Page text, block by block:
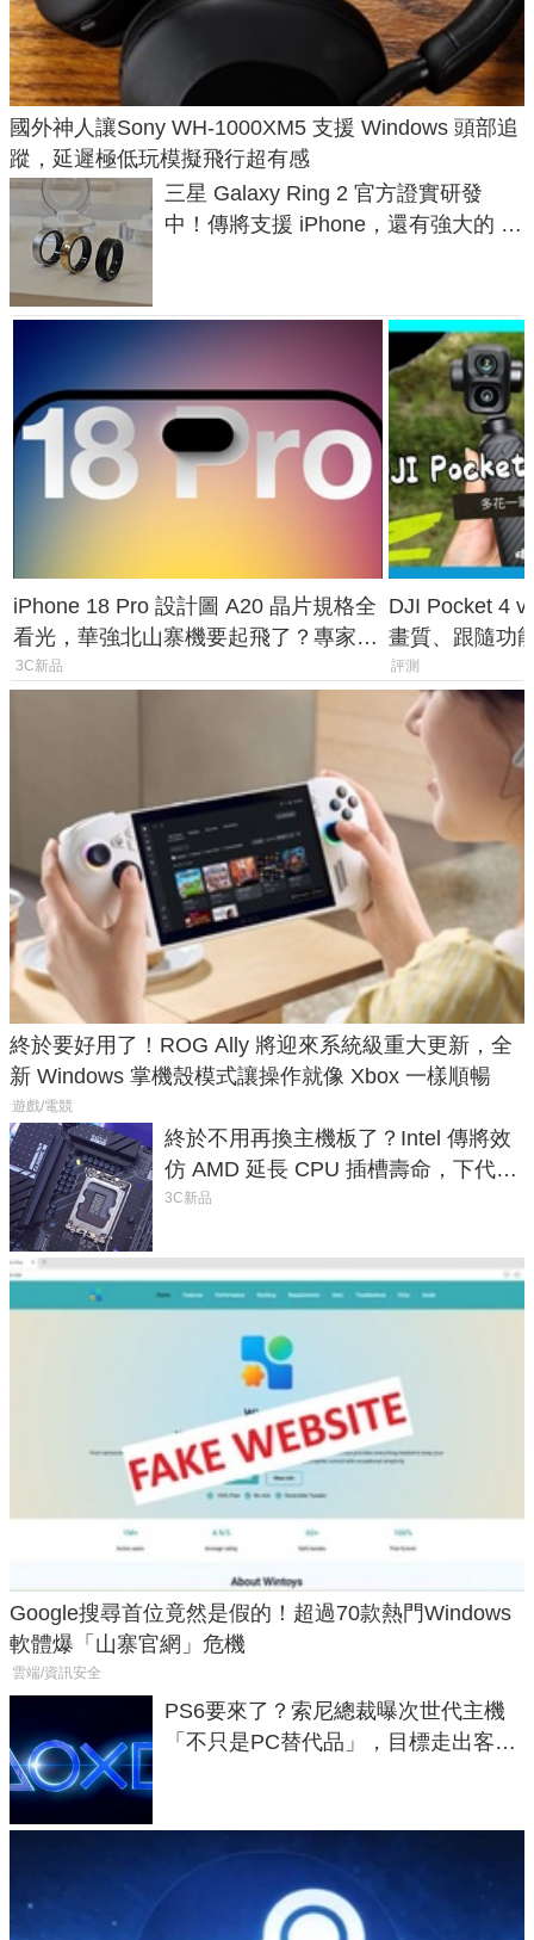
國外神人讓Sony WH-1000XM5 支援 Windows 頭部追
蹤，延遲極低玩模擬飛行超有感
三星 Galaxy Ring 2 官方證實研發
中！傳將支援 iPhone，還有強大的 AI
iPhone 18 Pro 設計圖 A20 晶片規格全
看光，華強北山寨機要起飛了？專家曝
山寨機無法復刻兩大關鍵
3C新品
DJI Pocket 4
畫質、跟隨功
一次看懂兩台
評測
終於要好用了！ROG Ally 將迎來系統級重大更新，全
新 Windows 掌機殼模式讓操作就像 Xbox 一樣順暢
遊戲/電競
終於不用再換主機板了？Intel 傳將效
仿 AMD 延長 CPU 插槽壽命，下代
LGA 1954 至少能戰三代
3C新品
Google搜尋首位竟然是假的！超過70款熱門Windows
軟體爆「山寨官網」危機
雲端/資訊安全
PS6要來了？索尼總裁曝次世代主機
「不只是PC替代品」，目標走出客